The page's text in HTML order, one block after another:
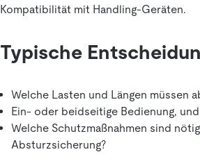
Kompatibilität mit Handling-Geräten.
Typische
Welche Lasten und Längen müssen
Ein- oder beidseitige Bedienung,
Welche Schutzmaßnahmen sind
Absturzsicherung?